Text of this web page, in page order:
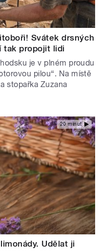
Svátek drsných
tak propojit lidi
je v plném proudu
pilou“. Na místě
stopařka Zuzana
20 minut
Udělat ji